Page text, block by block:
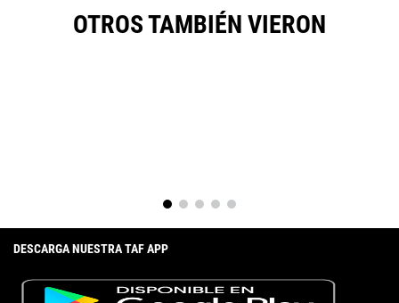
Califica el producto de 1 a 5 estrellas
★★★★
Escribe un comentario
OTROS TAMBIÉN VIERON
DESCARGA NUESTRA TAF APP